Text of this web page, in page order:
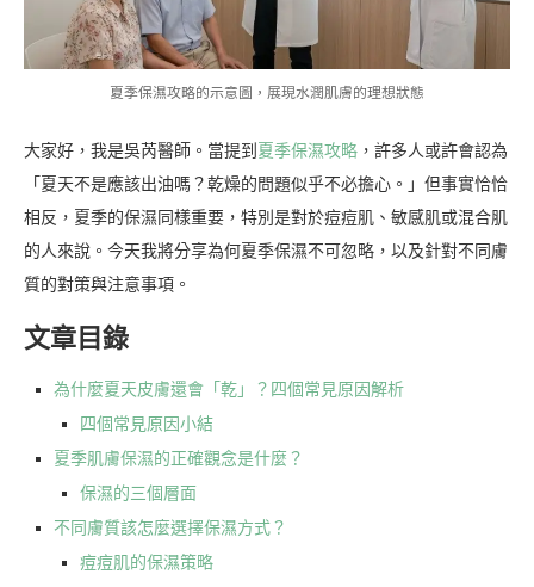
夏季保濕攻略的示意圖，展現水潤肌膚的理想狀態
大家好，我是吳芮醫師。當提到 夏季保濕攻略 ，許多人或許會認為
「夏天不是應該出油嗎？乾燥的問題似乎不必擔心。」但事實恰恰
相反，夏季的保濕同樣重要，特別是對於痘痘肌、敏感肌或混合肌
的人來說。今天我將分享為何夏季保濕不可忽略，以及針對不同膚
質的對策與注意事項。
文章目錄
為什麼夏天皮膚還會「乾」？四個常見原因解析
四個常見原因小結
夏季肌膚保濕的正確觀念是什麼？
保濕的三個層面
不同膚質該怎麼選擇保濕方式？
痘痘肌的保濕策略